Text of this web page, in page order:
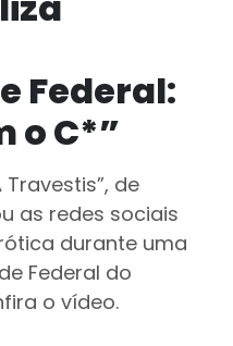
Federal:
o C*”
de
as redes sociais
durante uma
Federal do
o vídeo.